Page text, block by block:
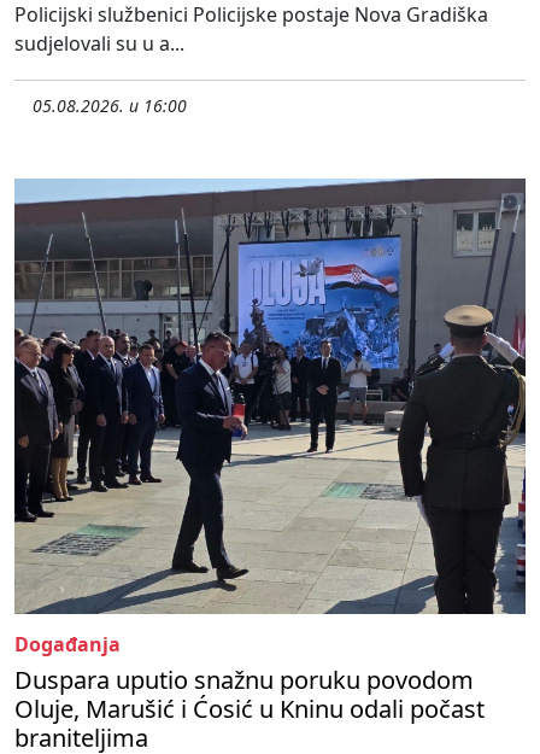
Policijski službenici Policijske postaje Nova Gradiška
sudjelovali su u a...
05.08.2026. u 16:00
Događanja
Duspara uputio snažnu poruku povodom
Oluje, Marušić i Ćosić u Kninu odali počast
braniteljima